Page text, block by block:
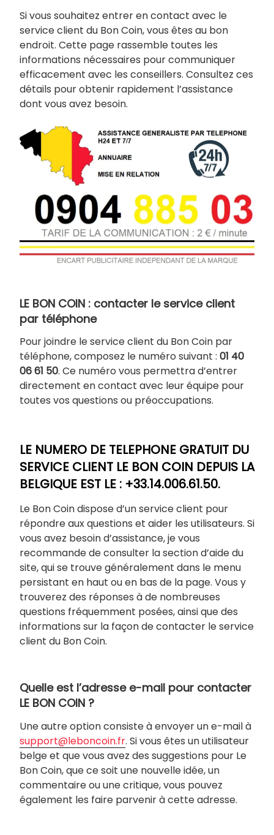
Si vous souhaitez entrer en contact avec le
service client du Bon Coin, vous êtes au bon
endroit. Cette page rassemble toutes les
informations nécessaires pour communiquer
efficacement avec les conseillers. Consultez ces
détails pour obtenir rapidement l’assistance
dont vous avez besoin.
LE BON COIN : contacter le service client
par téléphone
Pour joindre le service client du Bon Coin par
téléphone, composez le numéro suivant : 01 40
06 61 50. Ce numéro vous permettra d’entrer
directement en contact avec leur équipe pour
toutes vos questions ou préoccupations.
LE NUMERO DE TELEPHONE GRATUIT DU
SERVICE CLIENT LE BON COIN DEPUIS LA
BELGIQUE EST LE : +33.14.006.61.50.
Le Bon Coin dispose d’un service client pour
répondre aux questions et aider les utilisateurs. Si
vous avez besoin d’assistance, je vous
recommande de consulter la section d’aide du
site, qui se trouve généralement dans le menu
persistant en haut ou en bas de la page. Vous y
trouverez des réponses à de nombreuses
questions fréquemment posées, ainsi que des
informations sur la façon de contacter le service
client du Bon Coin.
Quelle est l’adresse e-mail pour contacter
LE BON COIN ?
Une autre option consiste à envoyer un e-mail à
support@leboncoin.fr. Si vous êtes un utilisateur
belge et que vous avez des suggestions pour Le
Bon Coin, que ce soit une nouvelle idée, un
commentaire ou une critique, vous pouvez
également les faire parvenir à cette adresse.